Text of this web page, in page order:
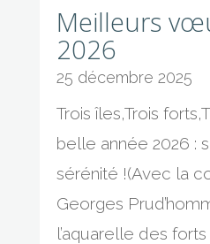
Meilleurs
2026
25 décembre 2025
Trois îles,Trois
belle année 2026 :
sérénité !(Avec la
Georges
l’aquarelle des